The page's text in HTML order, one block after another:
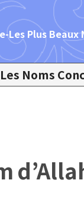
Plus Beaux
Les Noms